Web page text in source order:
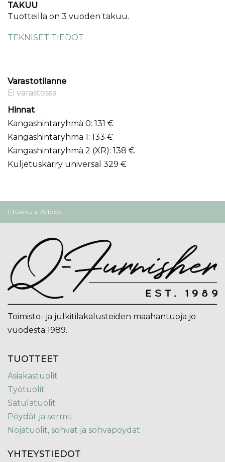
TAKUU
Tuotteilla on 3 vuoden takuu.
TEKNISET TIEDOT
Varastotilanne
Ei varastossa
Hinnat
Kangashintaryhmä 0: 131 €
Kangashintaryhmä 1: 133 €
Kangashintaryhmä 2 (XR): 138 €
Kuljetuskärry universal 329 €
Olet täällä
Etusivu » Arioso
Toimisto- ja julkitilakalusteiden maahantuoja jo
vuodesta 1989.
TUOTTEET
Asiakastuolit
Työtuolit
Satulatuolit
Pöydät ja sermit
Nojatuolit, sohvat ja sohvapöydät
YHTEYSTIEDOT